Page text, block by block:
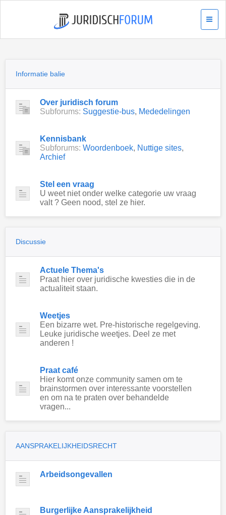
Informatie balie
Over juridisch forum
Subforums: Suggestie-bus, Mededelingen
Kennisbank
Subforums: Woordenboek, Nuttige sites,
Archief
Stel een vraag
U weet niet onder welke categorie uw vraag
valt ? Geen nood, stel ze hier.
Discussie
Actuele Thema's
Praat hier over juridische kwesties die in de
actualiteit staan.
Weetjes
Een bizarre wet. Pre-historische regelgeving.
Leuke juridische weetjes. Deel ze met
anderen !
Praat café
Hier komt onze community samen om te
brainstormen over interessante voorstellen
en om na te praten over behandelde
vragen...
AANSPRAKELIJKHEIDSRECHT
Arbeidsongevallen
Burgerlijke Aansprakelijkheid